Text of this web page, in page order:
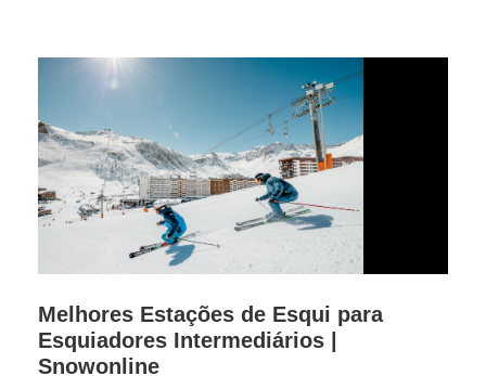
Melhores Estações de Esqui para
Esquiadores Intermediários |
Snowonline